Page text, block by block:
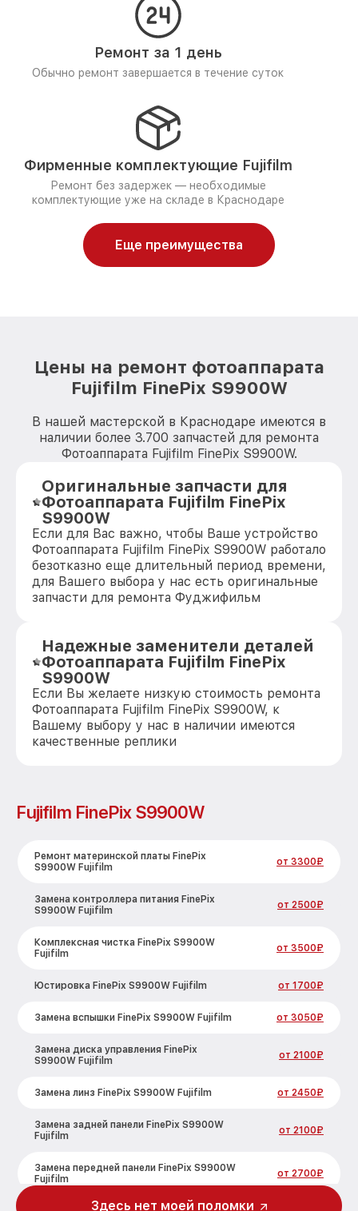
Ремонт за 1 день
Обычно ремонт завершается в течение суток
Фирменные комплектующие Fujifilm
Ремонт без задержек — необходимые
комплектующие уже на складе в Краснодаре
Еще преимущества
Цены на ремонт фотоаппарата
Fujifilm FinePix S9900W
В нашей мастерской в Краснодаре имеются в
наличии более 3.700 запчастей для ремонта
Фотоаппарата Fujifilm FinePix S9900W.
Оригинальные запчасти для
Фотоаппарата Fujifilm FinePix
S9900W
Если для Вас важно, чтобы Ваше устройство
Фотоаппарата Fujifilm FinePix S9900W работало
безотказно еще длительный период времени,
для Вашего выбора у нас есть оригинальные
запчасти для ремонта Фуджифильм
Надежные заменители деталей
Фотоаппарата Fujifilm FinePix
S9900W
Если Вы желаете низкую стоимость ремонта
Фотоаппарата Fujifilm FinePix S9900W, к
Вашему выбору у нас в наличии имеются
качественные реплики
Fujifilm FinePix S9900W
Ремонт материнской платы FinePix
S9900W Fujifilm
от 3300₽
Замена контроллера питания FinePix
S9900W Fujifilm
от 2500₽
Комплексная чистка FinePix S9900W
Fujifilm
от 3500₽
Юстировка FinePix S9900W Fujifilm от 1700₽
Замена вспышки FinePix S9900W Fujifilm от 3050₽
Замена диска управления FinePix
S9900W Fujifilm
от 2100₽
Замена линз FinePix S9900W Fujifilm от 2450₽
Замена задней панели FinePix S9900W
Fujifilm
от 2100₽
Замена передней панели FinePix S9900W
Fujifilm
от 2700₽
Здесь нет моей поломки